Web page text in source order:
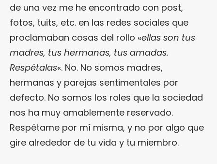
de una vez me he encontrado con post,
fotos, tuits, etc. en las redes sociales que
proclamaban cosas del rollo «ellas son tus
madres, tus hermanas, tus amadas.
Respétalas«. No. No somos madres,
hermanas y parejas sentimentales por
defecto. No somos los roles que la sociedad
nos ha muy amablemente reservado.
Respétame por mí misma, y no por algo que
gire alrededor de tu vida y tu miembro.